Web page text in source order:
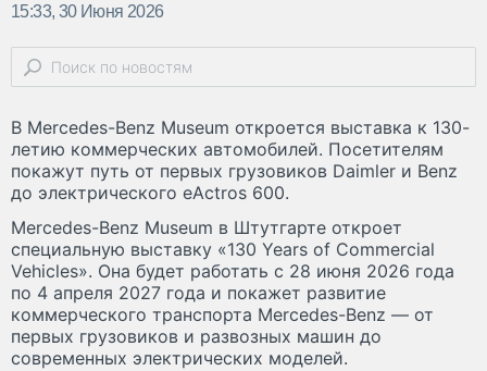
15:33, 30 Июня 2026
В Mercedes-Benz Museum откроется выставка к 130-
летию коммерческих автомобилей. Посетителям
покажут путь от первых грузовиков Daimler и Benz
до электрического eActros 600.
Mercedes-Benz Museum в Штутгарте откроет
специальную выставку «130 Years of Commercial
Vehicles». Она будет работать с 28 июня 2026 года
по 4 апреля 2027 года и покажет развитие
коммерческого транспорта Mercedes-Benz — от
первых грузовиков и развозных машин до
современных электрических моделей.